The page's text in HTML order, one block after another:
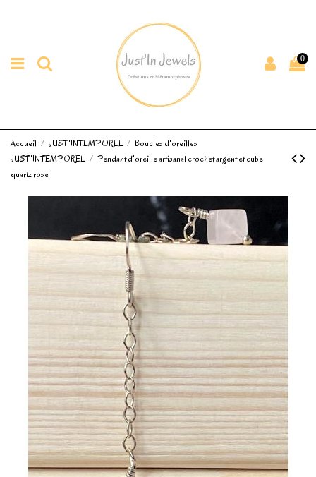
0
Accueil JUST'INTEMPOREL
Boucles d'oreilles
JUST'INTEMPOREL
Pendant d'oreille artisanal crochet argent et cube
quartz rose